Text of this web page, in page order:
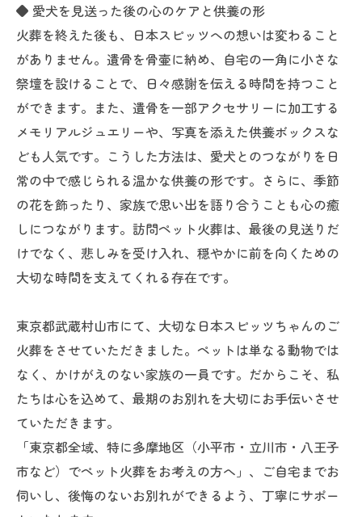
◆ 愛犬を見送った後の心のケアと供養の形
火葬を終えた後も、日本スピッツへの想いは変わること
がありません。遺骨を骨壷に納め、自宅の一角に小さな
祭壇を設けることで、日々感謝を伝える時間を持つこと
ができます。また、遺骨を一部アクセサリーに加工する
メモリアルジュエリーや、写真を添えた供養ボックスな
ども人気です。こうした方法は、愛犬とのつながりを日
常の中で感じられる温かな供養の形です。さらに、季節
の花を飾ったり、家族で思い出を語り合うことも心の癒
しにつながります。訪問ペット火葬は、最後の見送りだ
けでなく、悲しみを受け入れ、穏やかに前を向くための
大切な時間を支えてくれる存在です。
東京都武蔵村山市にて、大切な日本スピッツちゃんのご
火葬をさせていただきました。ペットは単なる動物では
なく、かけがえのない家族の一員です。だからこそ、私
たちは心を込めて、最期のお別れを大切にお手伝いさせ
ていただきます。
「東京都全域、特に多摩地区（小平市・立川市・八王子
市など）でペット火葬をお考えの方へ」、ご自宅までお
伺いし、後悔のないお別れができるよう、丁寧にサポー